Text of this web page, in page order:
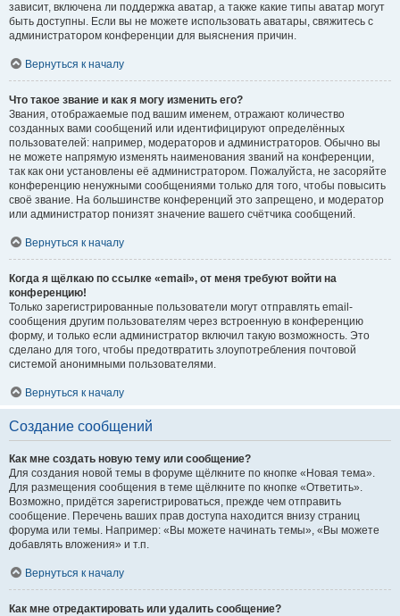
зависит, включена ли поддержка аватар, а также какие типы аватар могут
быть доступны. Если вы не можете использовать аватары, свяжитесь с
администратором конференции для выяснения причин.
Вернуться к началу
Что такое звание и как я могу изменить его?
Звания, отображаемые под вашим именем, отражают количество
созданных вами сообщений или идентифицируют определённых
пользователей: например, модераторов и администраторов. Обычно вы
не можете напрямую изменять наименования званий на конференции,
так как они установлены её администратором. Пожалуйста, не засоряйте
конференцию ненужными сообщениями только для того, чтобы повысить
своё звание. На большинстве конференций это запрещено, и модератор
или администратор понизят значение вашего счётчика сообщений.
Вернуться к началу
Когда я щёлкаю по ссылке «email», от меня требуют войти на
конференцию!
Только зарегистрированные пользователи могут отправлять email-
сообщения другим пользователям через встроенную в конференцию
форму, и только если администратор включил такую возможность. Это
сделано для того, чтобы предотвратить злоупотребления почтовой
системой анонимными пользователями.
Вернуться к началу
Создание сообщений
Как мне создать новую тему или сообщение?
Для создания новой темы в форуме щёлкните по кнопке «Новая тема».
Для размещения сообщения в теме щёлкните по кнопке «Ответить».
Возможно, придётся зарегистрироваться, прежде чем отправить
сообщение. Перечень ваших прав доступа находится внизу страниц
форума или темы. Например: «Вы можете начинать темы», «Вы можете
добавлять вложения» и т.п.
Вернуться к началу
Как мне отредактировать или удалить сообщение?